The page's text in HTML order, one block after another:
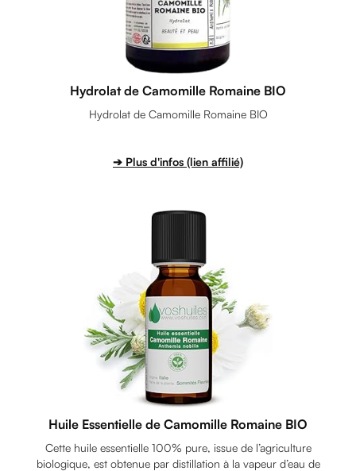
Hydrolat de Camomille Romaine BIO
Hydrolat de Camomille Romaine BIO
➔ Plus d'infos (lien affilié)
Huile Essentielle de Camomille Romaine BIO
Cette huile essentielle 100% pure, issue de l’agriculture
biologique, est obtenue par distillation à la vapeur d’eau de